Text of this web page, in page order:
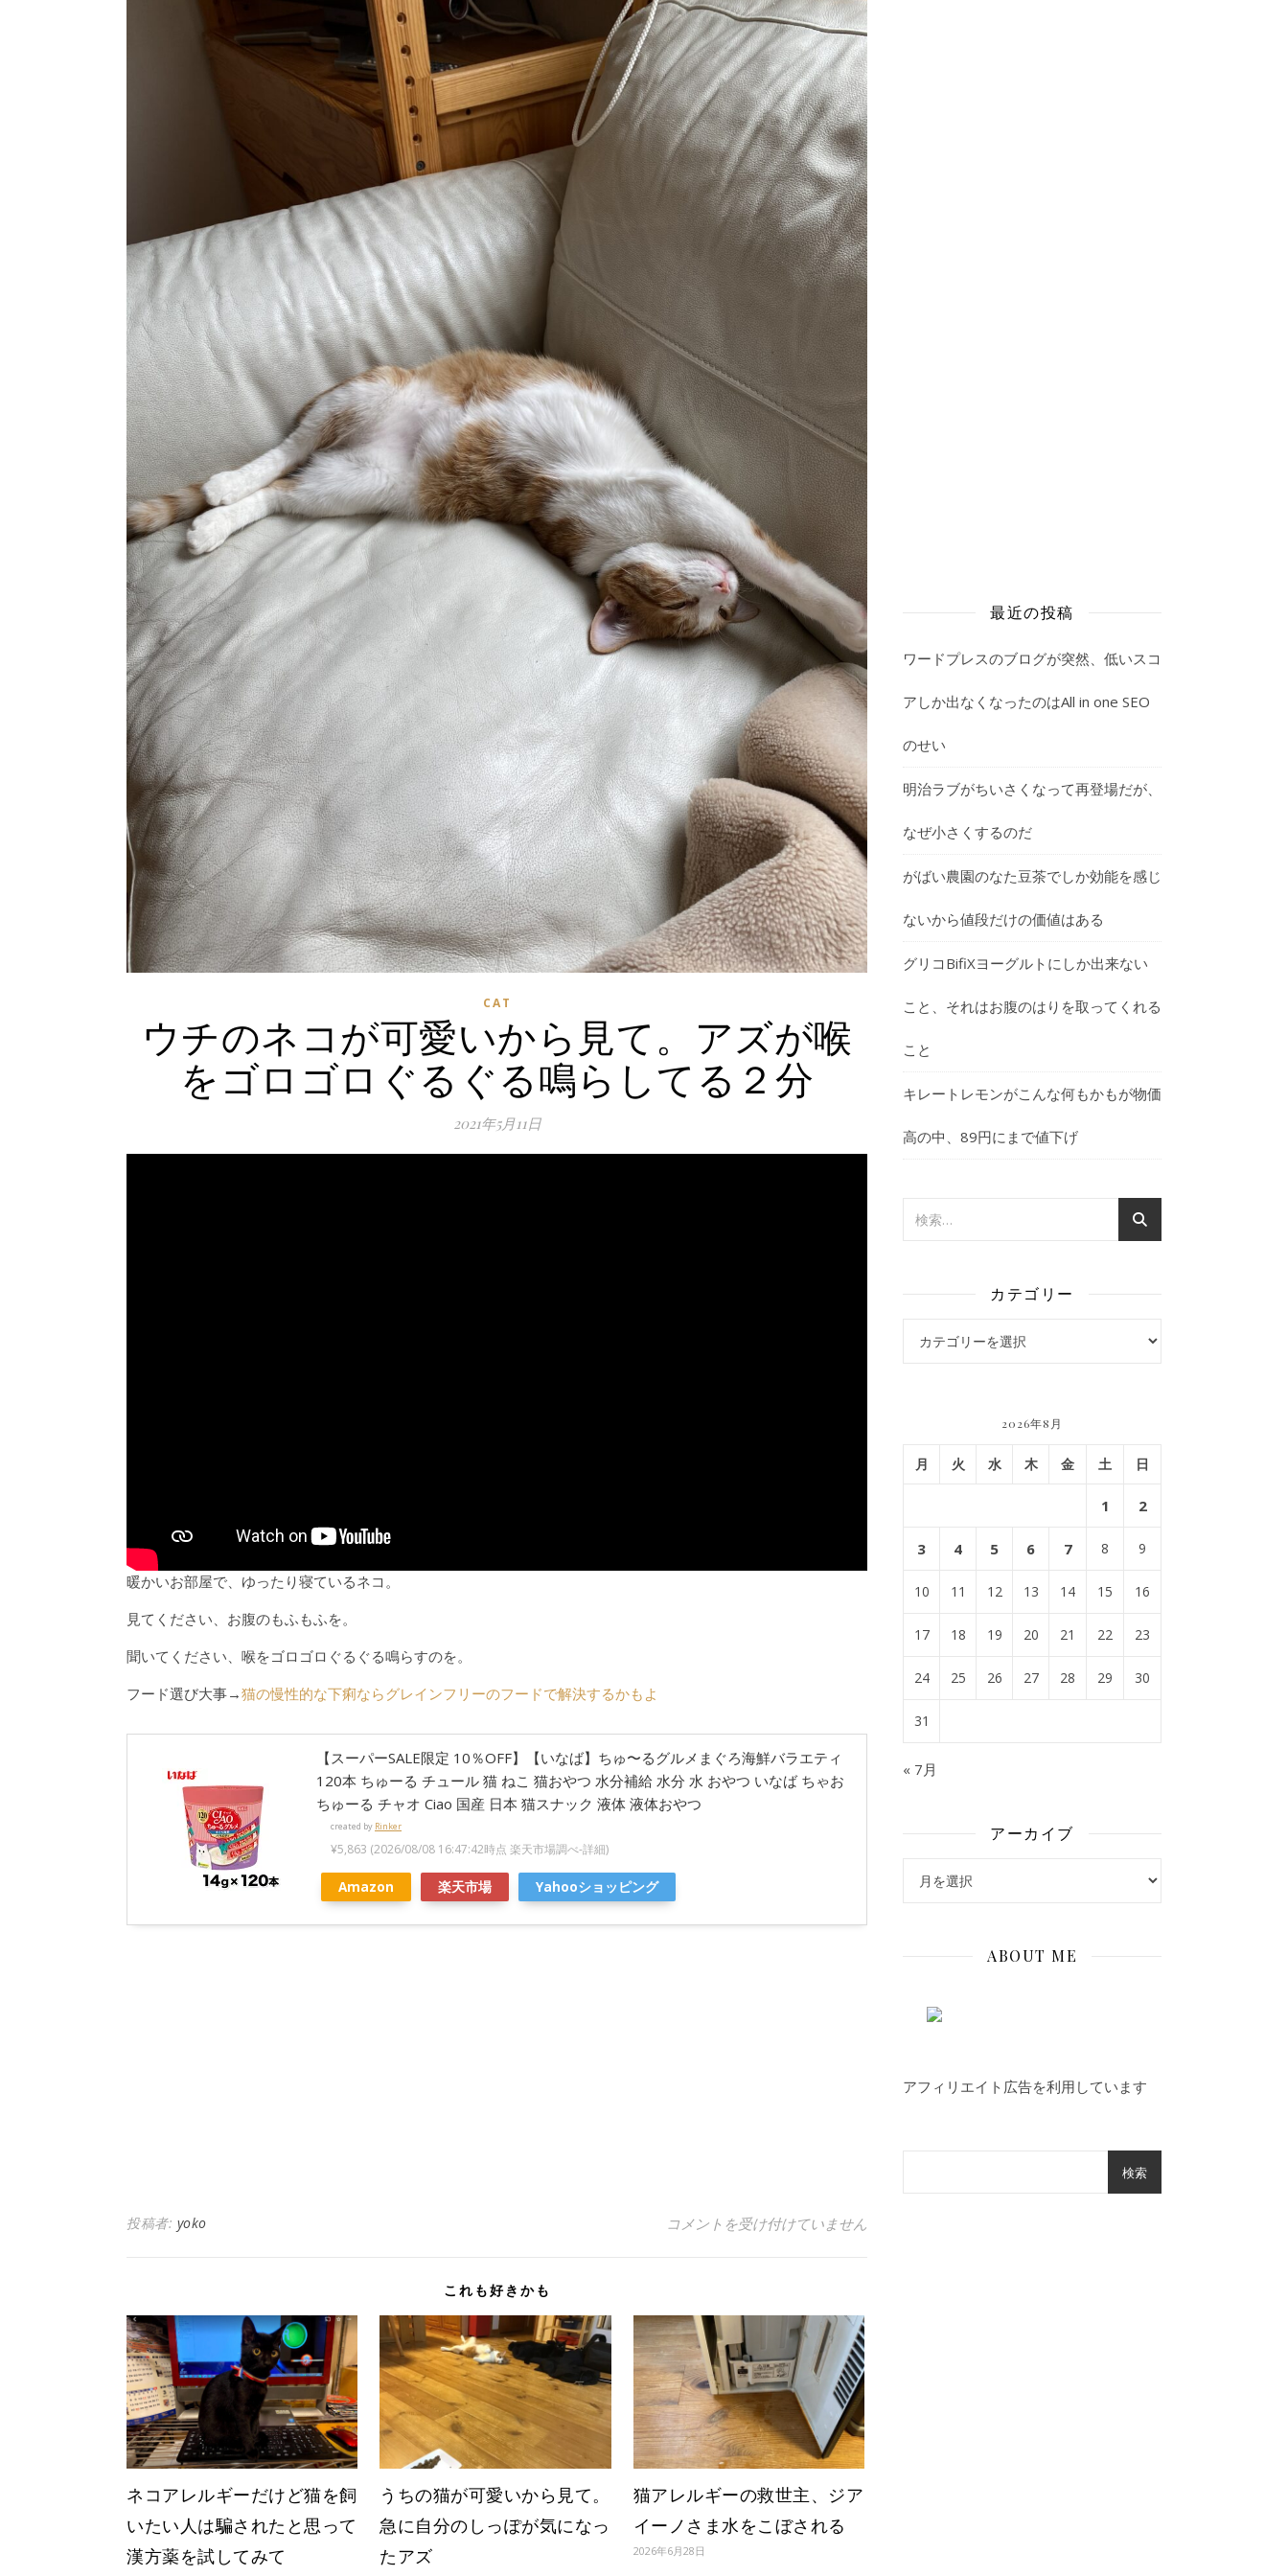
CAT
ウチのネコが可愛いから見て。アズが喉
をゴロゴロぐるぐる鳴らしてる２分
2021年5月11日
暖かいお部屋で、ゆったり寝ているネコ。
見てください、お腹のもふもふを。
聞いてください、喉をゴロゴロぐるぐる鳴らすのを。
フード選び大事→猫の慢性的な下痢ならグレインフリーのフードで解決するかもよ
【スーパーSALE限定 10％OFF】【いなば】ちゅ〜るグルメまぐろ海鮮バラエティ
120本 ちゅーる チュール 猫 ねこ 猫おやつ 水分補給 水分 水 おやつ いなば ちゃお
ちゅーる チャオ Ciao 国産 日本 猫スナック 液体 液体おやつ
created by Rinker
¥5,863 (2026/08/08 16:47:42時点 楽天市場調べ-詳細)
Amazon 楽天市場 Yahooショッピング
投稿者: yoko ウチのネコが可愛いから見て。アズが喉をゴロゴロぐるぐる鳴らしてる２分 は
コメントを受け付けていません
これも好きかも
ネコアレルギーだけど猫を飼
いたい人は騙されたと思って
漢方薬を試してみて
うちの猫が可愛いから見て。
急に自分のしっぽが気になっ
たアズ
猫アレルギーの救世主、ジア
イーノさま水をこぼされる
2026年6月28日
最近の投稿
ワードプレスのブログが突然、低いスコ
アしか出なくなったのはAll in one SEO
のせい
明治ラブがちいさくなって再登場だが、
なぜ小さくするのだ
がばい農園のなた豆茶でしか効能を感じ
ないから値段だけの価値はある
グリコBifiXヨーグルトにしか出来ない
こと、それはお腹のはりを取ってくれる
こと
キレートレモンがこんな何もかもが物価
高の中、89円にまで値下げ
カテゴリー
2026年8月
月 火 水 木 金 土 日
1 2
3 4 5 6 7 8 9
10 11 12 13 14 15 16
17 18 19 20 21 22 23
24 25 26 27 28 29 30
31
« 7月
アーカイブ
ABOUT ME
アフィリエイト広告を利用しています
検索